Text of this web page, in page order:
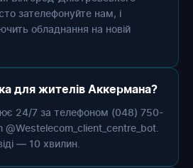
зателефонуйте нам, і
обладнання на новій
для жителів Аккермана?
24/7 за телефоном (048) 750-
— 10 хвилин.